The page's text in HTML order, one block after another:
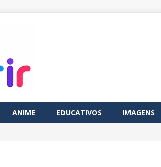
ANIME EDUCATIVOS IMAGENS